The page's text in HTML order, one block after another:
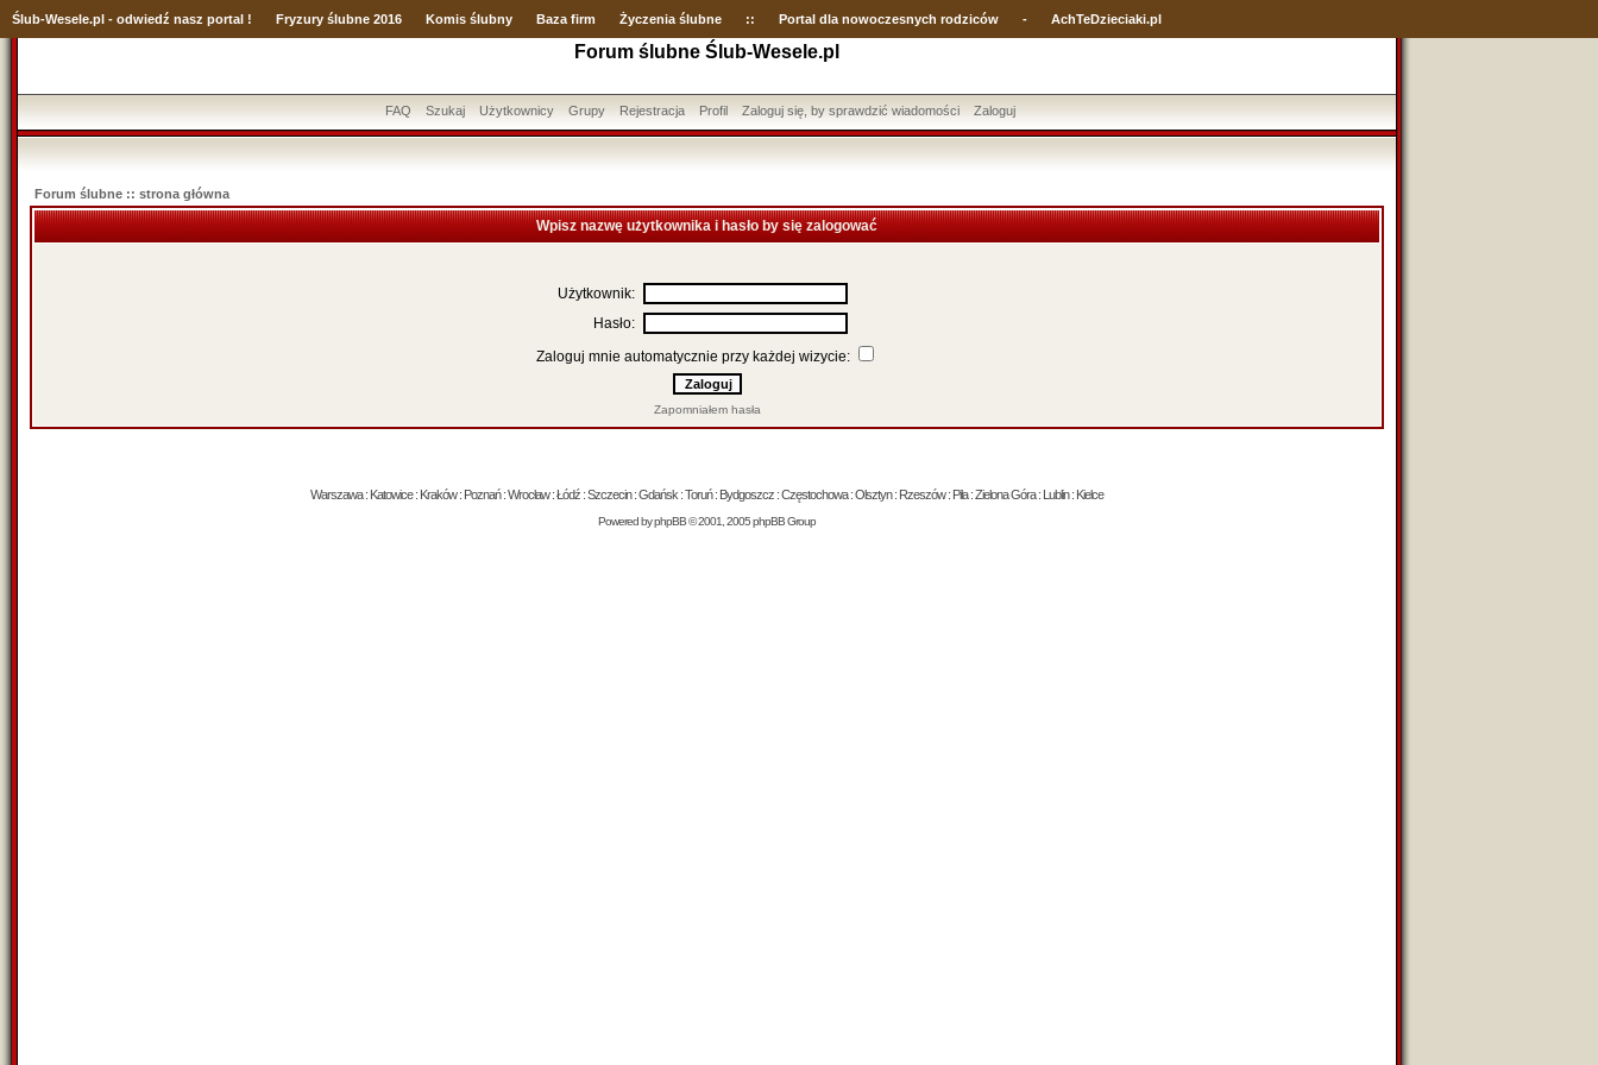
Ślub-Wesele.pl - odwiedź nasz portal ! Fryzury ślubne 2016 Komis ślubny Baza firm Życzenia ślubne :: Portal dla nowoczesnych rodziców - AchTeDzieciaki.pl
Forum ślubne Ślub-Wesele.pl
FAQ Szukaj Użytkownicy Grupy Rejestracja Profil Zaloguj się, by sprawdzić wiadomości Zaloguj
Forum ślubne :: strona główna
Wpisz nazwę użytkownika i hasło by się zalogować
Użytkownik:
Hasło:
Zaloguj mnie automatycznie przy każdej wizycie:
Zapomniałem hasła
Warszawa : Katowice : Kraków : Poznań : Wrocław : Łódź : Szczecin : Gdańsk : Toruń : Bydgoszcz : Częstochowa : Olsztyn : Rzeszów : Piła : Zielona Góra : Lublin : Kielce
Powered byphpBB© 2001, 2005 phpBB Group